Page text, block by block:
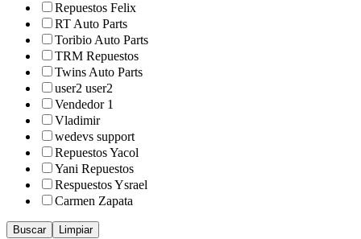
Repuestos Felix
RT Auto Parts
Toribio Auto Parts
TRM Repuestos
Twins Auto Parts
user2 user2
Vendedor 1
Vladimir
wedevs support
Repuestos Yacol
Yani Repuestos
Respuestos Ysrael
Carmen Zapata
Buscar Limpiar